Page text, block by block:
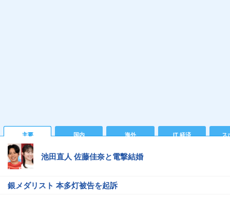
主要 国内 海外 IT 経済 ス
池田直人 佐藤佳奈と電撃結婚
銀メダリスト 本多灯被告を起訴